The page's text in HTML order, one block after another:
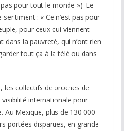
pour tout le monde »). Le
: « Ce n’est pas pour
pour ceux qui viennent
dans la pauvreté, qui n’ont rien
tout ça à la télé ou dans
les collectifs de proches de
internationale pour
Au Mexique, plus de 130 000
portées disparues, en grande